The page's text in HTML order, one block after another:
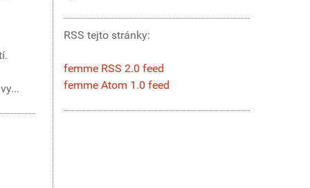
RSS tejto stránky:
femme RSS 2.0 feed
femme Atom 1.0 feed